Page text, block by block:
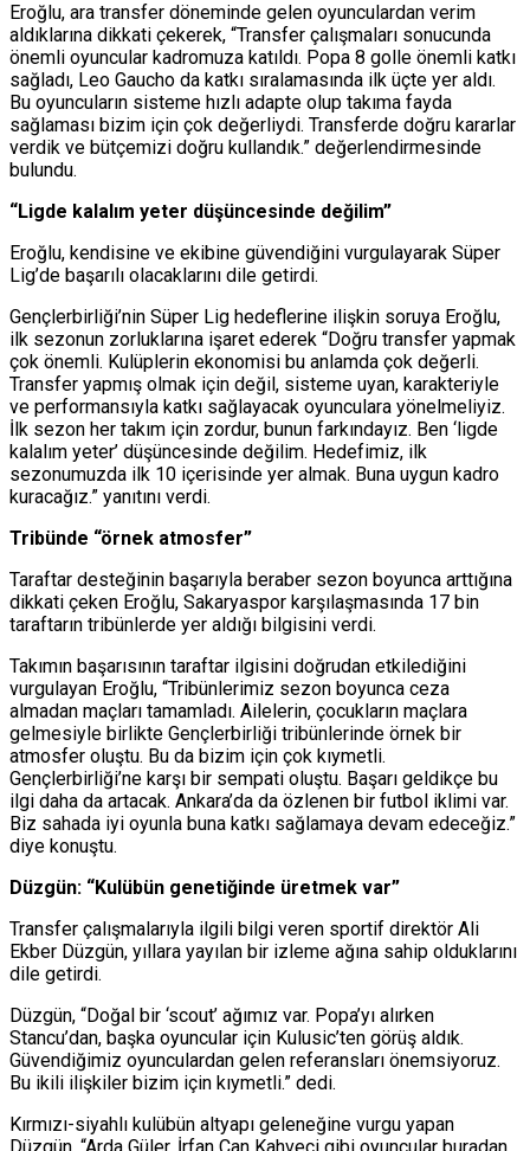
Eroğlu, ara transfer döneminde gelen oyunculardan verim
aldıklarına dikkati çekerek, “Transfer çalışmaları sonucunda
önemli oyuncular kadromuza katıldı. Popa 8 golle önemli katkı
sağladı, Leo Gaucho da katkı sıralamasında ilk üçte yer aldı.
Bu oyuncuların sisteme hızlı adapte olup takıma fayda
sağlaması bizim için çok değerliydi. Transferde doğru kararlar
verdik ve bütçemizi doğru kullandık.” değerlendirmesinde
bulundu.
“Ligde kalalım yeter düşüncesinde değilim”
Eroğlu, kendisine ve ekibine güvendiğini vurgulayarak Süper
Lig’de başarılı olacaklarını dile getirdi.
Gençlerbirliği’nin Süper Lig hedeflerine ilişkin soruya Eroğlu,
ilk sezonun zorluklarına işaret ederek “Doğru transfer yapmak
çok önemli. Kulüplerin ekonomisi bu anlamda çok değerli.
Transfer yapmış olmak için değil, sisteme uyan, karakteriyle
ve performansıyla katkı sağlayacak oyunculara yönelmeliyiz.
İlk sezon her takım için zordur, bunun farkındayız. Ben ‘ligde
kalalım yeter’ düşüncesinde değilim. Hedefimiz, ilk
sezonumuzda ilk 10 içerisinde yer almak. Buna uygun kadro
kuracağız.” yanıtını verdi.
Tribünde “örnek atmosfer”
Taraftar desteğinin başarıyla beraber sezon boyunca arttığına
dikkati çeken Eroğlu, Sakaryaspor karşılaşmasında 17 bin
taraftarın tribünlerde yer aldığı bilgisini verdi.
Takımın başarısının taraftar ilgisini doğrudan etkilediğini
vurgulayan Eroğlu, “Tribünlerimiz sezon boyunca ceza
almadan maçları tamamladı. Ailelerin, çocukların maçlara
gelmesiyle birlikte Gençlerbirliği tribünlerinde örnek bir
atmosfer oluştu. Bu da bizim için çok kıymetli.
Gençlerbirliği’ne karşı bir sempati oluştu. Başarı geldikçe bu
ilgi daha da artacak. Ankara’da da özlenen bir futbol iklimi var.
Biz sahada iyi oyunla buna katkı sağlamaya devam edeceğiz.”
diye konuştu.
Düzgün: “Kulübün genetiğinde üretmek var”
Transfer çalışmalarıyla ilgili bilgi veren sportif direktör Ali
Ekber Düzgün, yıllara yayılan bir izleme ağına sahip olduklarını
dile getirdi.
Düzgün, “Doğal bir ‘scout’ ağımız var. Popa’yı alırken
Stancu’dan, başka oyuncular için Kulusic’ten görüş aldık.
Güvendiğimiz oyunculardan gelen referansları önemsiyoruz.
Bu ikili ilişkiler bizim için kıymetli.” dedi.
Kırmızı-siyahlı kulübün altyapı geleneğine vurgu yapan